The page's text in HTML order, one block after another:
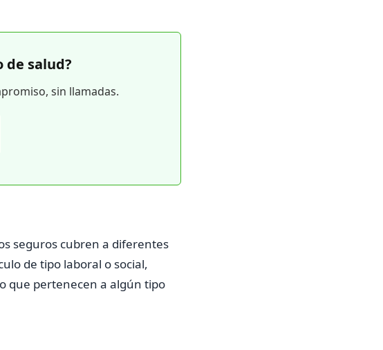
de salud?
sin llamadas.
seguros cubren a diferentes
de tipo laboral o social,
que pertenecen a algún tipo